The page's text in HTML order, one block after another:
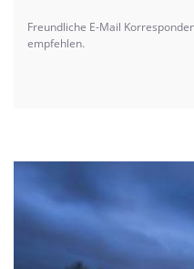
Freundliche E-Mail
empfehlen.